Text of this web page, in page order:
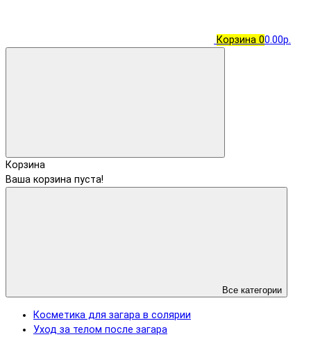
Корзина 00.00р.
Корзина
Ваша корзина пуста!
Все категории
Косметика для загара в солярии
Уход за телом после загара